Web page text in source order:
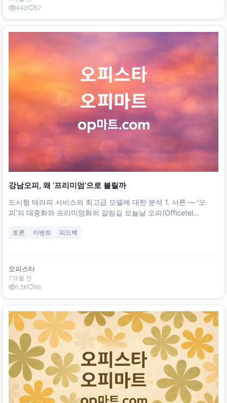
440
57
강남오피, 왜 ‘프리미엄’으로 불릴까
도시형 테라피 서비스의 최고급 모델에 대한 분석 1. 서론 — ‘오
피’의 대중화와 프리미엄화의 갈림길 오늘날 오피(Officetel
스로 자리 잡았다. 그러나 모든 오피가 동일한 수준의 품질을 제공
토론 이벤트 피드백
오피스타
7개월 전
1.2K
96